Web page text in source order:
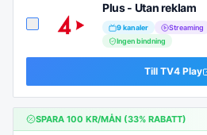
Plus - Utan reklam
9kanaler
Streaming
Ingen bindning
Till TV4 Play
SPARA 100 KR/MÅN (33% RABATT)